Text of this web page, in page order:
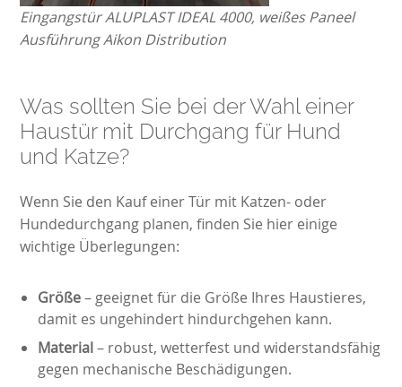
Eingangstür ALUPLAST IDEAL 4000, weißes Paneel
Ausführung Aikon Distribution
Was sollten Sie bei der Wahl einer
Haustür mit Durchgang für Hund
und Katze?
Wenn Sie den Kauf einer Tür mit Katzen- oder
Hundedurchgang planen, finden Sie hier einige
wichtige Überlegungen:
Größe– geeignet für die Größe Ihres Haustieres,
damit es ungehindert hindurchgehen kann.
Material– robust, wetterfest und widerstandsfähig
gegen mechanische Beschädigungen.